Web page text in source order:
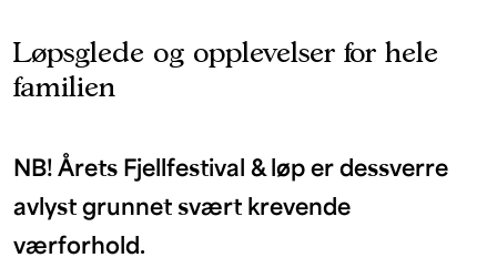
Løpsglede og opplevelser for hele
familien
NB! Årets Fjellfestival & løp er dessverre
avlyst grunnet svært krevende
værforhold.